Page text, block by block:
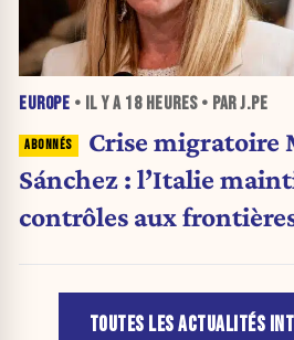
EUROPE • IL Y A 18 HEURES• PAR J.PE
Crise migratoire
Sánchez : l’Italie
contrôles aux
TOUTES LES ACTUALITÉS